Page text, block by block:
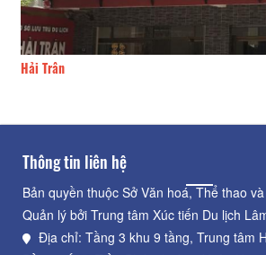
Hải Trân
Thông tin liên hệ
Bản quyền thuộc Sở Văn hoá, Thể thao
Quản lý bởi Trung tâm Xúc tiến Du lịch
Địa chỉ: Tầng 3 khu 9 tầng, Trung tâm